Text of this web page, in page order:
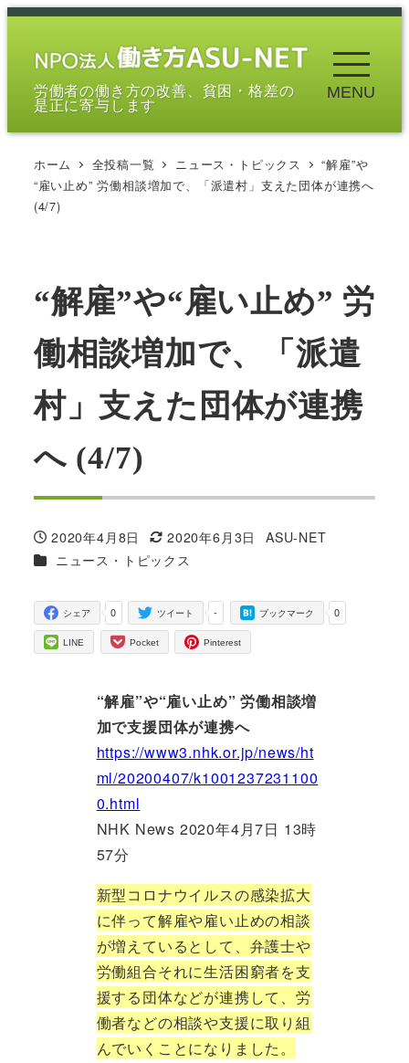
メ
労働者の働き方の改善、貧困・格差の
是正に寄与します
MENU
ホーム 全投稿一覧 ニュース・トピックス
“解雇”や
“雇い止め” 労働相談増加で、「派遣村」支えた団体が連携へ
(4/7)
“解雇”や“雇い止め” 労
働相談増加で、「派遣
村」支えた団体が連携
へ (4/7)
投稿日
2020年4月8日
更新日
2020年6月3日
著
ASU-NET
カテゴリー
ニュース・トピックス
0
シェア -
ツイート 0
ブックマーク
LINE Pocket Pinterest
“解雇”や“雇い止め” 労働相談増
加で支援団体が連携へ
https://www3.nhk.or.jp/news/ht
ml/20200407/k1001237231100
0.html
NHK News 2020年4月7日 13時
57分
新型コロナウイルスの感染拡大
に伴って解雇や雇い止めの相談
が増えているとして、弁護士や
労働組合それに生活困窮者を支
援する団体などが連携して、労
働者などの相談や支援に取り組
んでいくことになりました。